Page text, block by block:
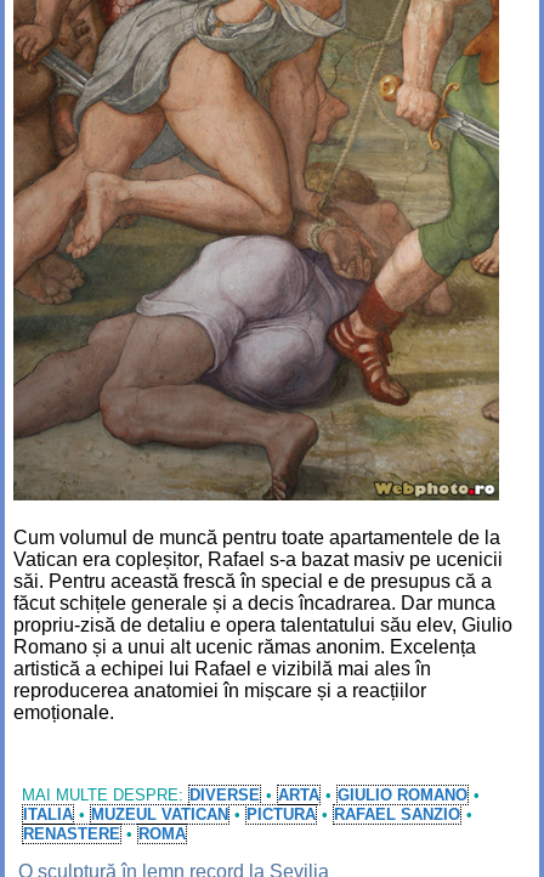
Cum volumul de muncă pentru toate apartamentele de la
Vatican era copleșitor, Rafael s-a bazat masiv pe ucenicii
săi. Pentru această frescă în special e de presupus că a
făcut schițele generale și a decis încadrarea. Dar munca
propriu-zisă de detaliu e opera talentatului său elev, Giulio
Romano și a unui alt ucenic rămas anonim. Excelența
artistică a echipei lui Rafael e vizibilă mai ales în
reproducerea anatomiei în mișcare și a reacțiilor
emoționale.
MAI MULTE DESPRE: DIVERSE • ARTA • GIULIO ROMANO •
ITALIA • MUZEUL VATICAN • PICTURA • RAFAEL SANZIO •
RENASTERE • ROMA
O sculptură în lemn record la Sevilia